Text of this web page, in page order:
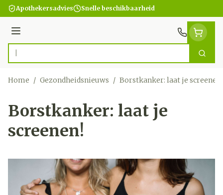
Ga naar de inhoud
Apothekersadvies Snelle beschikbaarheid
Menu
Product, merk, categorie... Zoek
Home / Gezondheidsnieuws / Borstkanker: laat je
Borstkanker: laat je
screenen!